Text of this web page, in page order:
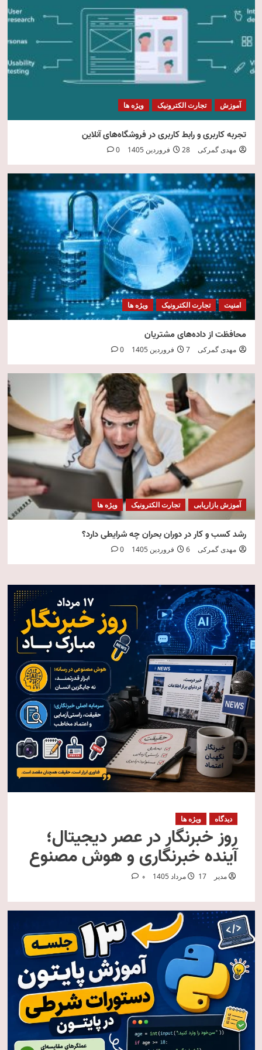
5
امنیت فناوری اطلاعات
آموزش تجارت الکترونیک ویژه ها
تجربه کاربری و رابط کاربری در فروشگاه‌های آنلاین
مهدی گمرکی 28 فروردین 1405 0
امنیت تجارت الکترونیک ویژه ها
محافظت از داده‌های مشتریان
مهدی گمرکی 7 فروردین 1405 0
آموزش بازاریابی تجارت الکترونیک ویژه ها
رشد کسب و کار در دوران بحران چه شرایطی دارد؟
مهدی گمرکی 6 فروردین 1405 0
دیدگاه ویژه ها
روز خبرنگار در عصر دیجیتال؛
آینده خبرنگاری و هوش مصنوع
مدیر 17 مرداد 1405 0